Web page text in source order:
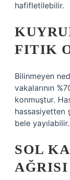
hafifletilebilir.
FITIK
Bilinmeyen
vakalarının
konmuştur.
hassasiyetten
bele yayılabilir.
SOL
AĞRISI